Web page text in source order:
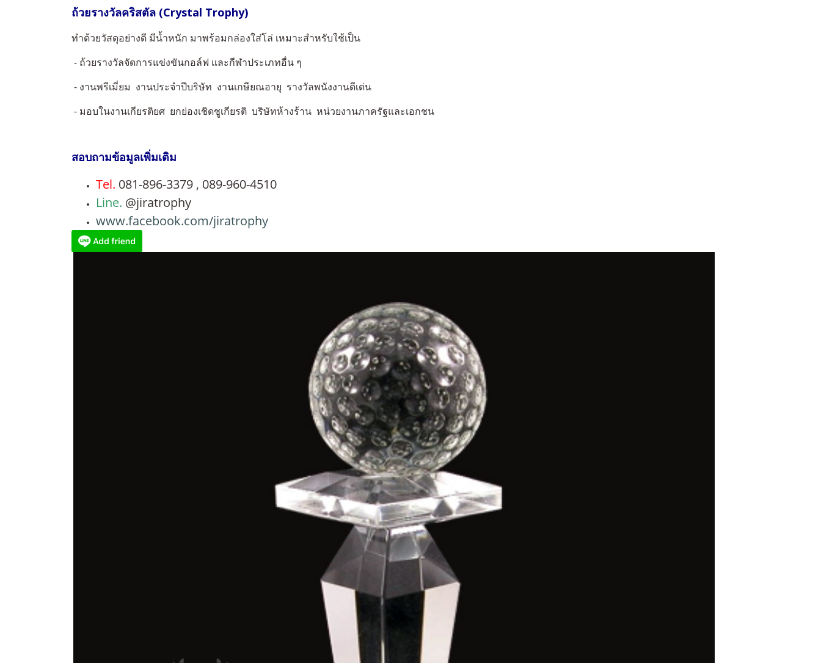
ถ้วยรางวัลคริสตัล (Crystal Trophy)
ทำด้วยวัสดุอย่างดี มีน้ำหนัก มาพร้อมกล่องใส่โล่ เหมาะสำหรับใช้เป็น
- ถ้วยรางวัลจัดการแข่งขันกอล์ฟ และกีฬาประเภทอื่น ๆ
- งานพรีเมี่ยม งานประจำปีบริษัท งานเกษียณอายุ รางวัลพนังงานดีเด่น
- มอบในงานเกียรติยศ ยกย่องเชิดชูเกียรติ บริษัทห้างร้าน หน่วยงานภาครัฐและเอกชน
สอบถามข้อมูลเพิ่มเติม
Tel. 081-896-3379 , 089-960-4510
Line. @jiratrophy
www.facebook.com/jiratrophy